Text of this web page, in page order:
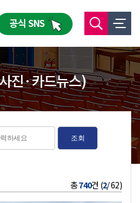
공식 SNS
진·카드뉴스)
조회
총740건 (2/ 62)